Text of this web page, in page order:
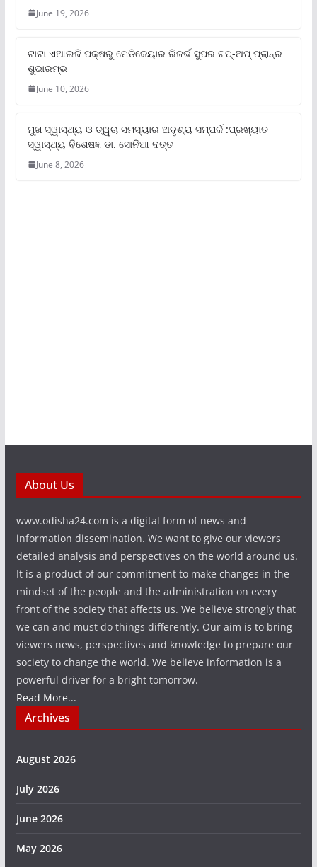
June 19, 2026
ଟାଟା ଏଆଇଜି ପକ୍ଷରୁ ମେଡିକେୟାର ରିଜର୍ଭ ସୁପର ଟପ୍‌-ଅପ୍ ପ୍ଲାନ୍‌ର
ଶୁଭାରମ୍ଭ
June 10, 2026
ମୁଖ ସ୍ୱାସ୍ଥ୍ୟ ଓ ତ୍ୱଚା ସମସ୍ୟାର ଅଦୃଶ୍ୟ ସମ୍ପର୍କ :ପ୍ରଖ୍ୟାତ
ସ୍ୱାସ୍ଥ୍ୟ ବିଶେଷଜ୍ଞ ଡା. ସୋନିଆ ଦତ୍ତ
June 8, 2026
About Us
www.odisha24.com is a digital form of news and
information dissemination. We want to give our viewers
detailed analysis and perspectives on the world around us.
It is a product of our commitment to make changes in the
mindset of the people and the administration on every
front of the society that affects us. We believe strongly that
we can and must do things differently. Our aim is to bring
viewers news, perspectives and knowledge to prepare our
society to change the world. We believe information is a
powerful driver for a bright tomorrow.
Read More...
Archives
August 2026
July 2026
June 2026
May 2026